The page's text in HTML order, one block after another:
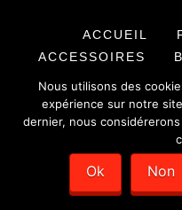
ACCUEIL
ACCESSOIRES
© 2017 BARRYMORE &
SIRET : 351 779 384 00012 -
Nous utilisons des
expérience sur notre
dernier, nous
Ok Non